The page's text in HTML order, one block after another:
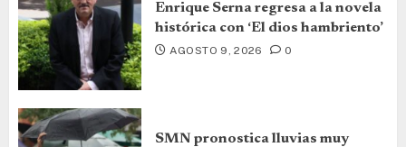
Enrique Serna regresa a la novela
histórica con ‘El dios hambriento’
AGOSTO 9, 2026 0
SMN pronostica lluvias muy